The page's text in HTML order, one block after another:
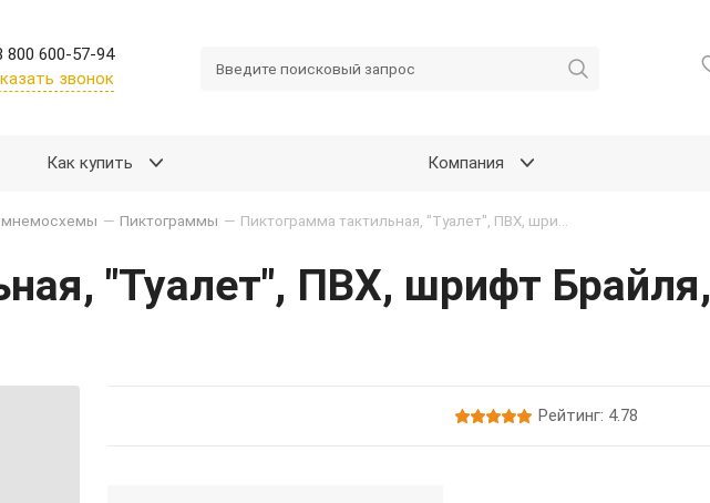
800 600-57-94
звонок
Как купить Компания
мнемосхемы — Пиктограммы —
"Туалет", ПВХ, шрифт Брайля,
Рейтинг: 4.78